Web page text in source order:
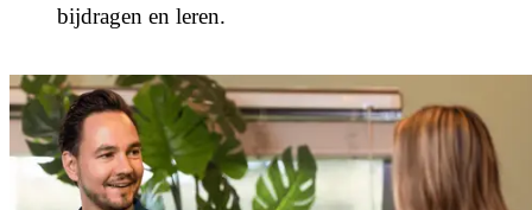
bijdragen en leren.